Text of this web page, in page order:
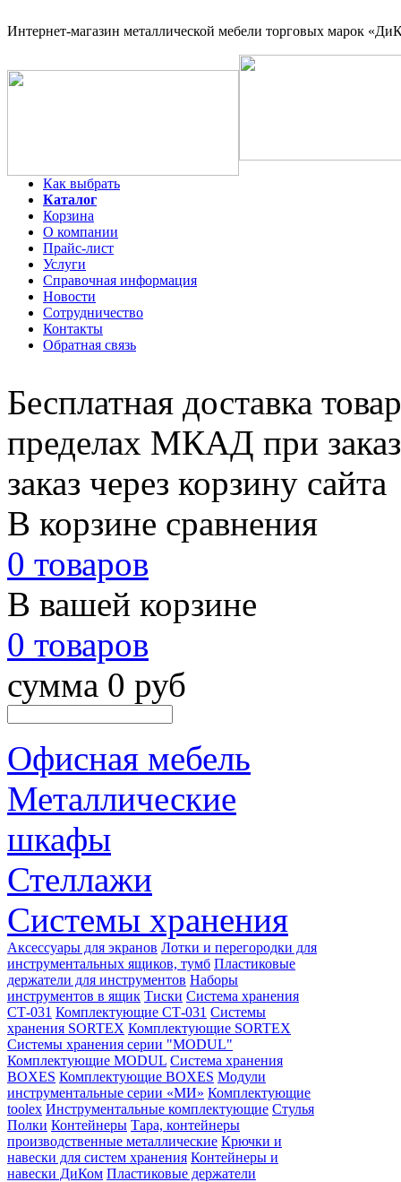
Интернет-магазин металлической мебели торговых марок
Как выбрать
Каталог
Корзина
О компании
Прайс-лист
Услуги
Справочная информация
Новости
Сотрудничество
Контакты
Обратная связь
Бесплатная доставка
пределах МКАД при
заказ через корзину сайта
В корзине сравнения
0 товаров
В вашей корзине
0 товаров
сумма 0 руб
Офисная мебель
Металлические
шкафы
Стеллажи
Системы хранения
Аксессуары для экранов Лотки и перегородки для
инструментальных ящиков, тумб Пластиковые
держатели для инструментов Наборы
инструментов в ящик Тиски Система хранения
СТ-031 Комплектующие СТ-031 Системы
хранения SORTEX Комплектующие SORTEX
Системы хранения серии "MODUL"
Комплектующие MODUL Система хранения
BOXES Комплектующие BOXES Модули
инструментальные серии «МИ» Комплектующие
toolex Инструментальные комплектующие Стулья
Полки Контейнеры Тара, контейнеры
производственные металлические Крючки и
навески для систем хранения Контейнеры и
навески ДиКом Пластиковые держатели